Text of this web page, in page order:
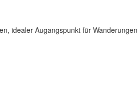
idealer Augangspunkt für